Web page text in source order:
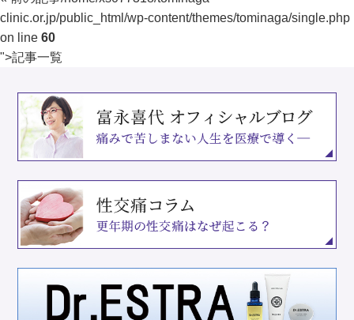
clinic.or.jp/public_html/wp-content/themes/tominaga/single.php
on line 60
">記事一覧